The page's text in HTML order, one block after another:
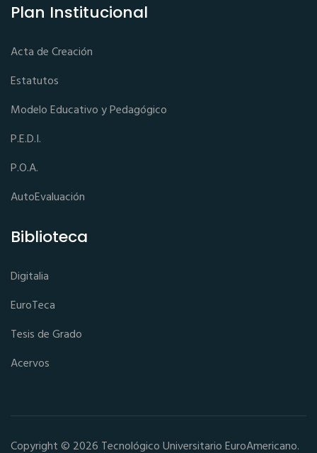
Plan Institucional
Acta de Creación
Estatutos
Modelo Educativo y Pedagógico
P.E.D.I.
P.O.A.
AutoEvaluación
Biblioteca
Digitalia
EuroTeca
Tesis de Grado
Acervos
Copyright © 2026 Tecnológico Universitario EuroAmericano.